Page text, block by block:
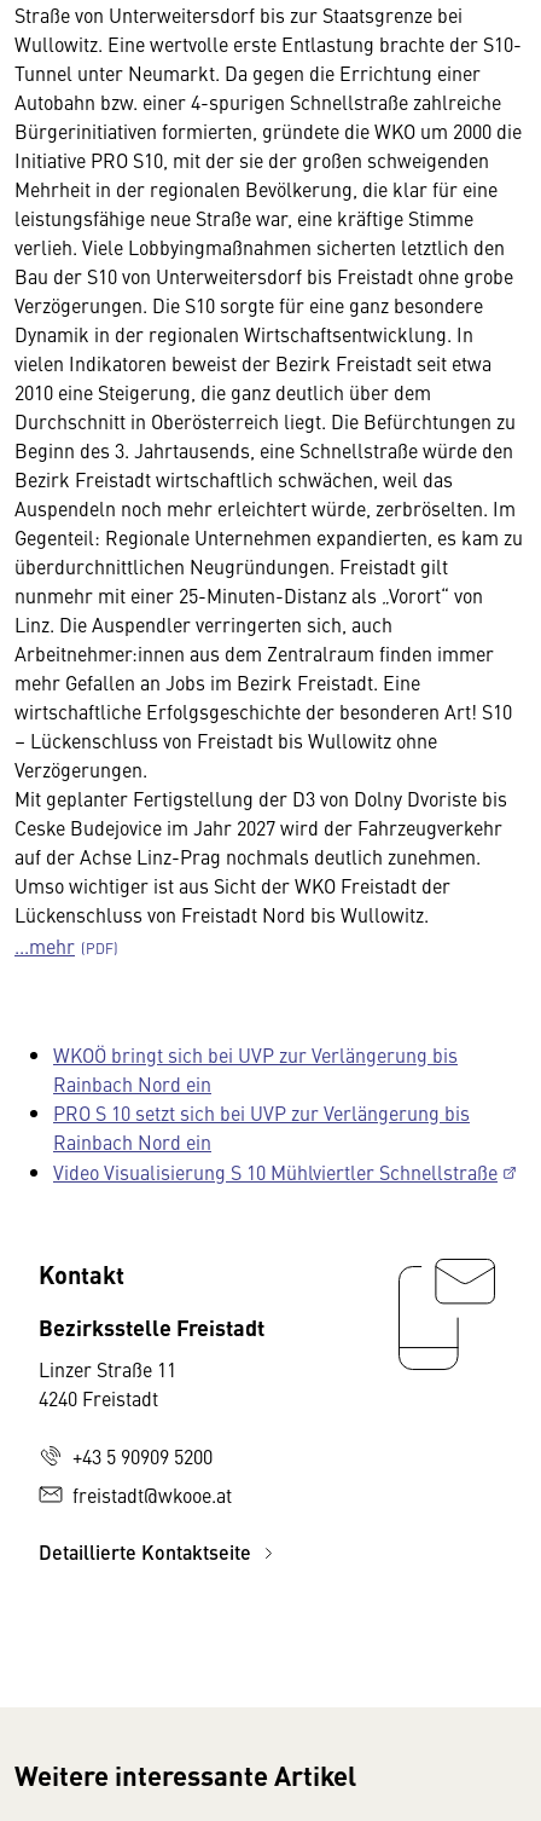
Straße von Unterweitersdorf bis zur Staatsgrenze bei
Wullowitz. Eine wertvolle erste Entlastung brachte der S10-
Tunnel unter Neumarkt. Da gegen die Errichtung einer
Autobahn bzw. einer 4-spurigen Schnellstraße zahlreiche
Bürgerinitiativen formierten, gründete die WKO um 2000 die
Initiative PRO S10, mit der sie der großen schweigenden
Mehrheit in der regionalen Bevölkerung, die klar für eine
leistungsfähige neue Straße war, eine kräftige Stimme
verlieh. Viele Lobbyingmaßnahmen sicherten letztlich den
Bau der S10 von Unterweitersdorf bis Freistadt ohne grobe
Verzögerungen. Die S10 sorgte für eine ganz besondere
Dynamik in der regionalen Wirtschaftsentwicklung. In
vielen Indikatoren beweist der Bezirk Freistadt seit etwa
2010 eine Steigerung, die ganz deutlich über dem
Durchschnitt in Oberösterreich liegt. Die Befürchtungen zu
Beginn des 3. Jahrtausends, eine Schnellstraße würde den
Bezirk Freistadt wirtschaftlich schwächen, weil das
Auspendeln noch mehr erleichtert würde, zerbröselten. Im
Gegenteil: Regionale Unternehmen expandierten, es kam zu
überdurchnittlichen Neugründungen. Freistadt gilt
nunmehr mit einer 25-Minuten-Distanz als „Vorort“ von
Linz. Die Auspendler verringerten sich, auch
Arbeitnehmer:innen aus dem Zentralraum finden immer
mehr Gefallen an Jobs im Bezirk Freistadt. Eine
wirtschaftliche Erfolgsgeschichte der besonderen Art! S10
– Lückenschluss von Freistadt bis Wullowitz ohne
Verzögerungen.
Mit geplanter Fertigstellung der D3 von Dolny Dvoriste bis
Ceske Budejovice im Jahr 2027 wird der Fahrzeugverkehr
auf der Achse Linz-Prag nochmals deutlich zunehmen.
Umso wichtiger ist aus Sicht der WKO Freistadt der
Lückenschluss von Freistadt Nord bis Wullowitz.
...mehr
WKOÖ bringt sich bei UVP zur Verlängerung bis
Rainbach Nord ein
PRO S 10 setzt sich bei UVP zur Verlängerung bis
Rainbach Nord ein
Video Visualisierung S 10 Mühlviertler Schnellstraße
Kontakt
Bezirksstelle Freistadt
Linzer Straße 11
4240 Freistadt
+43 5 90909 5200
freistadt@wkooe.at
Detaillierte Kontaktseite
Weitere interessante Artikel